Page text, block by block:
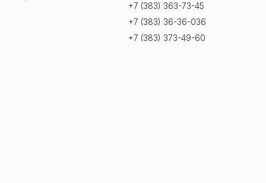
+7 (383) 363-73-45
+7 (383) 36-36-036
+7 (383) 373-49-60